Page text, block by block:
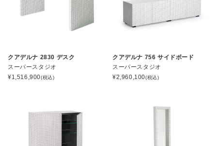
クアデルナ 2830 デスク
スーパースタジオ
¥1,516,900(税込)
クアデルナ 756 サイドボード
スーパースタジオ
¥2,960,100(税込)